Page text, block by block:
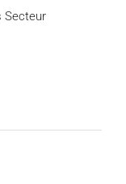
Secteur